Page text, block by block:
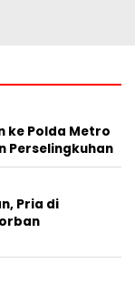
ke Polda Metro
Perselingkuhan
Pria di